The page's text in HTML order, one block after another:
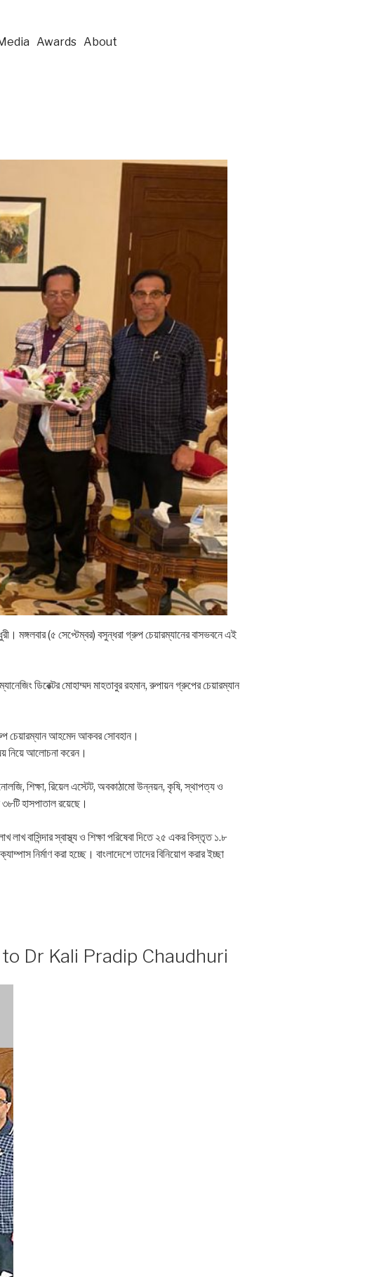
Awards About
মঙ্গলবার (৫ সেপ্টেম্বর) বসুন্ধরা গ্রুপ চেয়ারম্যানের বাসভবনে এই
ডিরেক্টর মোহাম্মদ মাহতাবুর রহমান, রুপায়ন গ্রুপের চেয়ারম্যান
চেয়ারম্যান আহমেদ আকবর সোবহান।
নিয়ে আলোচনা করেন।
শিক্ষা, রিয়েল এস্টেট, অবকাঠামো উন্নয়ন, কৃষি, স্থাপত্য ও
হাসপাতাল রয়েছে।
বাসিন্দার স্বাস্থ্য ও শিক্ষা পরিষেবা দিতে ২৫ একর বিস্তৃত ১.৮
নির্মাণ করা হচ্ছে। বাংলাদেশে তাদের বিনিয়োগ করার ইচ্ছা
Dr Kali Pradip Chaudhuri